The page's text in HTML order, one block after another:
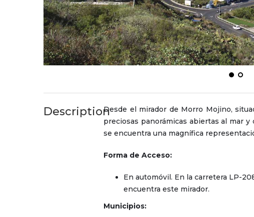
DescriptionDesde el mirador de Morro Mojino,
preciosas panorámicas abiertas al mar
se encuentra una magnífica
Forma de Acceso:
En automóvil. En la carretera LP-
encuentra este mirador.
Municipios: